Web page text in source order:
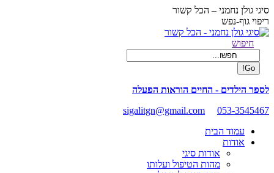
Skip
to
content
סיגי גולן נחמני – הכל קשור
ריפוי גוף-נפש
Facebook
opens
new
window
Search:
חיפוש
לספר הילדים - החיים הוראות הפעלה
sigalitgn@gmail.com
053-3545467
עמוד הבית
אודות
אודות סיגי
מהות הטיפול ועלותו